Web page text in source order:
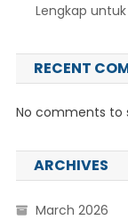
Lengkap
RECENT
No comments to
ARCHIVES
March 2026